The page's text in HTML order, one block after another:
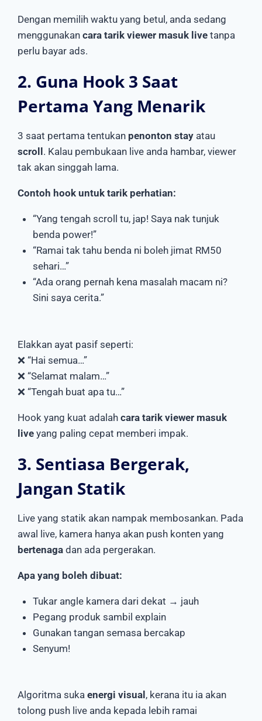
Dengan memilih waktu yang betul, anda sedang
menggunakan cara tarik viewer masuk live tanpa
perlu bayar ads.
2. Guna Hook 3 Saat
Pertama Yang Menarik
3 saat pertama tentukan penonton stay atau
scroll . Kalau pembukaan live anda hambar, viewer
tak akan singgah lama.
Contoh hook untuk tarik perhatian:
“Yang tengah scroll tu, jap! Saya nak tunjuk
benda power!”
“Ramai tak tahu benda ni boleh jimat RM50
sehari…”
“Ada orang pernah kena masalah macam ni?
Sini saya cerita.”
Elakkan ayat pasif seperti:
❌ “Hai semua…”
❌ “Selamat malam…”
❌ “Tengah buat apa tu…”
Hook yang kuat adalah cara tarik viewer masuk
live yang paling cepat memberi impak.
3. Sentiasa Bergerak,
Jangan Statik
Live yang statik akan nampak membosankan. Pada
awal live, kamera hanya akan push konten yang
bertenaga dan ada pergerakan.
Apa yang boleh dibuat:
Tukar angle kamera dari dekat → jauh
Pegang produk sambil explain
Gunakan tangan semasa bercakap
Senyum!
Algoritma suka energi visual , kerana itu ia akan
tolong push live anda kepada lebih ramai